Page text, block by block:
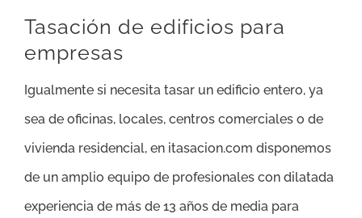
Tasación de edificios para
empresas
Igualmente si necesita tasar un edificio entero, ya
sea de oficinas, locales, centros comerciales o de
vivienda residencial, en itasacion.com disponemos
de un amplio equipo de profesionales con dilatada
experiencia de más de 13 años de media para